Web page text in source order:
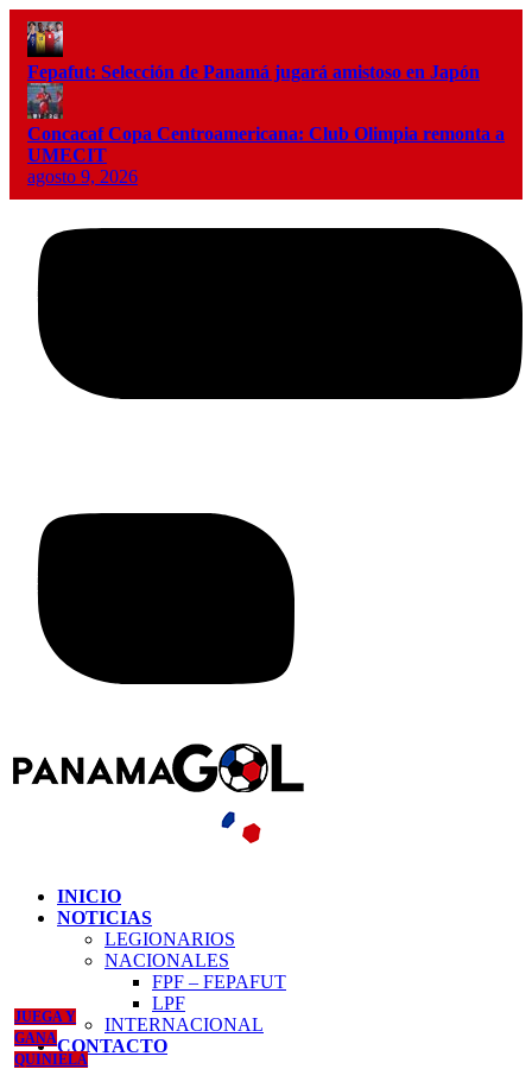
Fepafut: Selección de Panamá jugará amistoso en Japón
Concacaf Copa Centroamericana: Club Olimpia remonta a
UMECIT
agosto 9, 2026
INICIO
NOTICIAS
LEGIONARIOS
NACIONALES
FPF – FEPAFUT
LPF
INTERNACIONAL
CONTACTO
JUEGA Y
GANA
QUINIELA